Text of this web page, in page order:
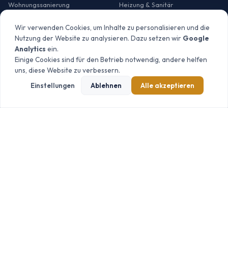
Wir verwenden Cookies, um Inhalte zu personalisieren und die
Nutzung der Website zu analysieren. Dazu setzen wir Google
Analytics ein.
Einige Cookies sind für den Betrieb notwendig, andere helfen
uns, diese Website zu verbessern.
Einstellungen Ablehnen Alle akzeptieren
Wohnungssanierung
Haussanierung
Haus sanieren Kosten
Altbausanierung
Altbau sanieren Kosten
Heizung & Sanitär
Energetische Sanierung
Energieeffizienz
EINSATZGEBIETE
Frankfurt am Main
RATGEBER
Badsanierung Kosten